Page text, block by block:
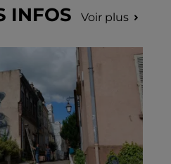
INFOS Voir plus